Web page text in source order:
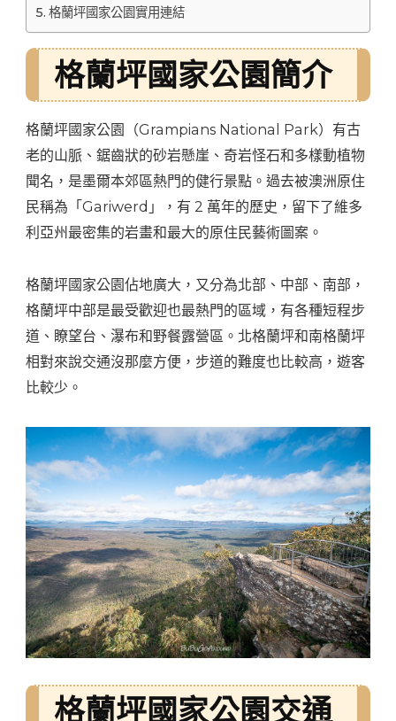
格蘭坪國家公園實用連結
格蘭坪國家公園簡介
格蘭坪國家公園（Grampians National Park）有古
老的山脈、鋸齒狀的砂岩懸崖、奇岩怪石和多樣動植物
聞名，是墨爾本郊區熱門的健行景點。過去被澳洲原住
民稱為「Gariwerd」，有 2 萬年的歷史，留下了維多
利亞州最密集的岩畫和最大的原住民藝術圖案。
格蘭坪國家公園佔地廣大，又分為北部、中部、南部，
格蘭坪中部是最受歡迎也最熱門的區域，有各種短程步
道、瞭望台、瀑布和野餐露營區。北格蘭坪和南格蘭坪
相對來說交通沒那麼方便，步道的難度也比較高，遊客
比較少。
格蘭坪國家公園交通